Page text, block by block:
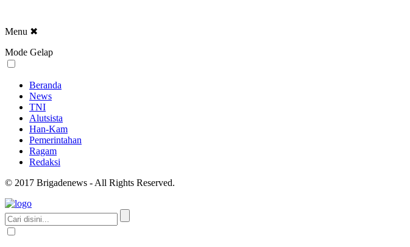
Menu ✖
Mode Gelap
Beranda
News
TNI
Alutsista
Han-Kam
Pemerintahan
Ragam
Redaksi
© 2017 Brigadenews - All Rights Reserved.